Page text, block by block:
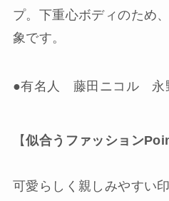
プ。下重心ボディのため
象です。
●有名人 藤田ニコル 永
【似合うファッション
可愛らしく親しみやすい